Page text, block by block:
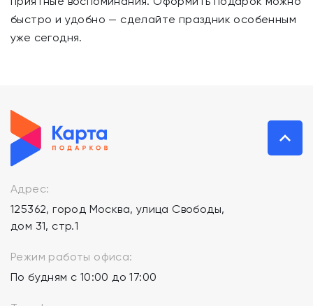
быстро и удобно — сделайте праздник особенным
уже сегодня.
Адрес:
125362, город Москва, улица Свободы,
дом 31, стр.1
Режим работы офиса:
По будням с 10:00 до 17:00